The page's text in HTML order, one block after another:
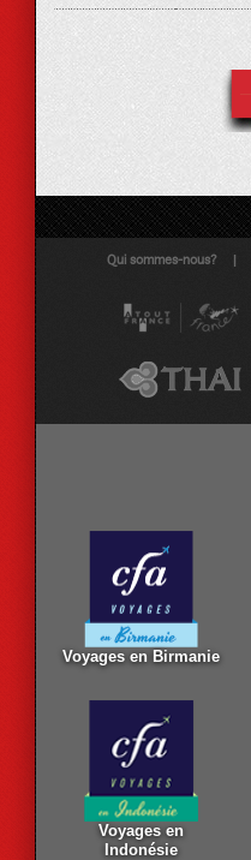
Qui sommes-nous? |
Voyages en Birmanie
Voyages en
Indonésie